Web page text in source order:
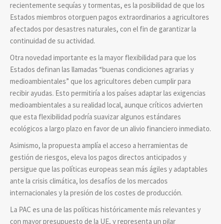
recientemente sequías y tormentas, es la posibilidad de que los
Estados miembros otorguen pagos extraordinarios a agricultores
afectados por desastres naturales, con el fin de garantizar la
continuidad de su actividad.
Otra novedad importante es la mayor flexibilidad para que los
Estados definan las llamadas “buenas condiciones agrarias y
medioambientales” que los agricultores deben cumplir para
recibir ayudas. Esto permitiría a los países adaptar las exigencias
medioambientales a su realidad local, aunque críticos advierten
que esta flexibilidad podría suavizar algunos estándares
ecológicos a largo plazo en favor de un alivio financiero inmediato.
Asimismo, la propuesta amplía el acceso a herramientas de
gestión de riesgos, eleva los pagos directos anticipados y
persigue que las políticas europeas sean más ágiles y adaptables
ante la crisis climática, los desafíos de los mercados
internacionales y la presión de los costes de producción.
La PAC es una de las políticas históricamente más relevantes y
con mayor presupuesto de la UE, y representa un pilar